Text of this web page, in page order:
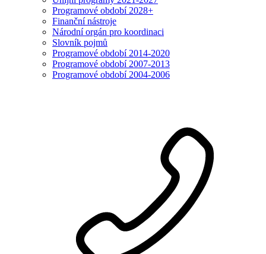
Programové období 2028+
Finanční nástroje
Národní orgán pro koordinaci
Slovník pojmů
Programové období 2014-2020
Programové období 2007-2013
Programové období 2004-2006